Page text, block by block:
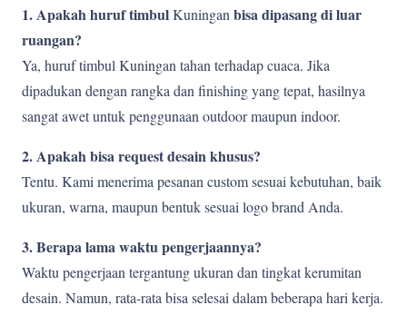
1. Apakah huruf timbulKuningan bisa dipasang di luar
ruangan?
Ya, huruf timbul Kuningan tahan terhadap cuaca. Jika
dipadukan dengan rangka dan finishing yang tepat, hasilnya
sangat awet untuk penggunaan outdoor maupun indoor.
2. Apakah bisa request desain khusus?
Tentu. Kami menerima pesanan custom sesuai kebutuhan, baik
ukuran, warna, maupun bentuk sesuai logo brand Anda.
3. Berapa lama waktu pengerjaannya?
Waktu pengerjaan tergantung ukuran dan tingkat kerumitan
desain. Namun, rata-rata bisa selesai dalam beberapa hari kerja.